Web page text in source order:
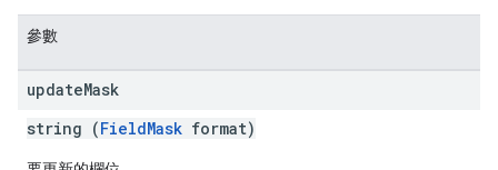
參數
updateMask
string (FieldMask format)